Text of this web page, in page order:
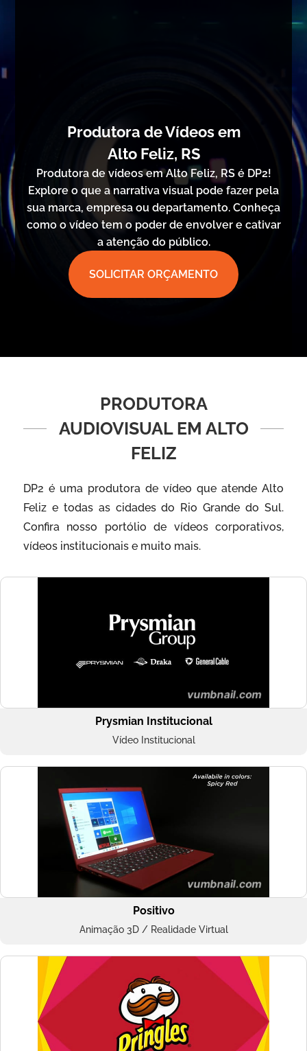
Produtora de Vídeos em
Alto Feliz, RS
Produtora de vídeos em Alto Feliz, RS é DP2!
Explore o que a narrativa visual pode fazer pela
sua marca, empresa ou departamento. Conheça
como o vídeo tem o poder de envolver e cativar
a atenção do público.
SOLICITAR ORÇAMENTO
PRODUTORA
AUDIOVISUAL EM ALTO
FELIZ
DP2 é uma produtora de vídeo que atende Alto
Feliz e todas as cidades do Rio Grande do Sul.
Confira nosso portólio de vídeos corporativos,
vídeos institucionais e muito mais.
Prysmian Institucional
Vídeo Institucional
Positivo
Animação 3D / Realidade Virtual